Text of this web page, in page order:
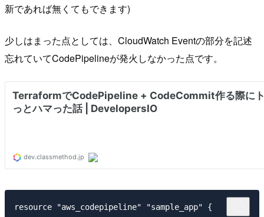
新であれば無くてもできます)
少しはまった点としては、CloudWatch Eventの部分を記述
忘れていてCodePipelineが発火しなかった点です。
resource "aws_codepipeline" "sample_app" {